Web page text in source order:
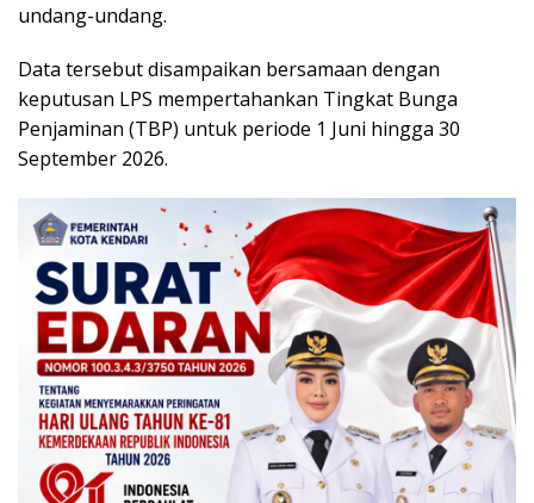
undang-undang.
Data tersebut disampaikan bersamaan dengan
keputusan LPS mempertahankan Tingkat Bunga
Penjaminan (TBP) untuk periode 1 Juni hingga 30
September 2026.